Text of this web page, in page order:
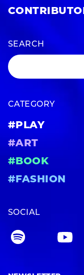
SEARCH
CATEGORY
#PLAY
#ART
#BOOK
#FASHION
SOCIAL